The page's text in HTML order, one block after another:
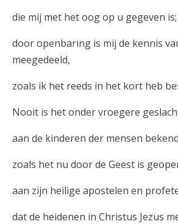
die mij met het oog op u gegeven is;
door openbaring is mij de kennis
meegedeeld,
zoals ik het reeds in het kort heb
Nooit is het onder vroegere
aan de kinderen der mensen
zoals het nu door de Geest is
aan zijn heilige apostelen en
dat de heidenen in Christus Jezus